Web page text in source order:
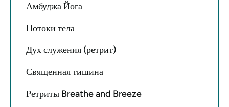
Амбуджа Йога
Потоки тела
Дух служения (ретрит)
Священная тишина
Ретриты Breathe and Breeze